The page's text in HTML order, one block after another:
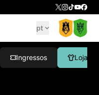
pt
Ingressos Loja